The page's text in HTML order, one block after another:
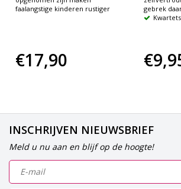
faalangstige kinderen rustiger
€17,90
gebrek
INSCHRIJVEN NIEUWSBRIEF
Meld u nu aan en blijf op de hoogte!